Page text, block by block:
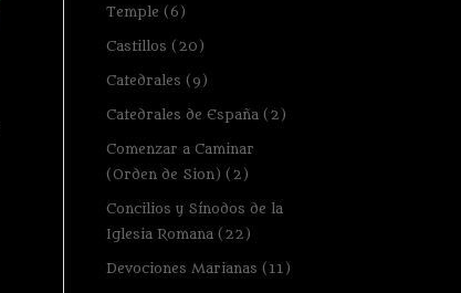
Temple (6)
Castillos (20)
Catedrales (9)
Catedrales de España (2)
Comenzar a Caminar
(Orden de Sion) (2)
Concilios y Sínodos de la
Iglesia Romana (22)
Devociones Marianas (11)